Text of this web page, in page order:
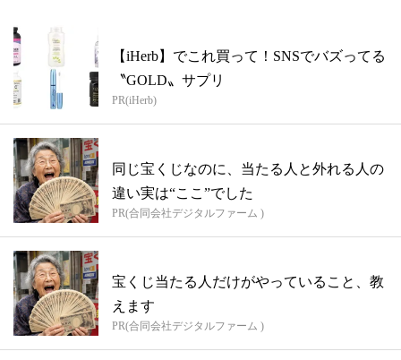
【iHerb】でこれ買って！SNSでバズってる
〝GOLD〟サプリ
PR(iHerb)
同じ宝くじなのに、当たる人と外れる人の
違い実は“ここ”でした
PR(合同会社デジタルファーム )
宝くじ当たる人だけがやっていること、教
えます
PR(合同会社デジタルファーム )